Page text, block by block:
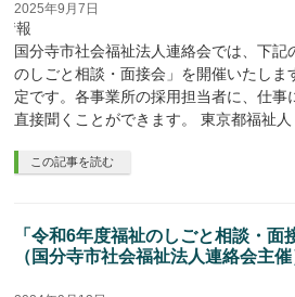
2025年9月7日
報
国分寺市社会福祉法人連絡会では、下記
のしごと相談・面接会」を開催いたしま
定です。各事業所の採用担当者に、仕事
直接聞くことができます。 東京都福祉人
この記事を読む
「令和6年度福祉のしごと相談・面
（国分寺市社会福祉法人連絡会主催